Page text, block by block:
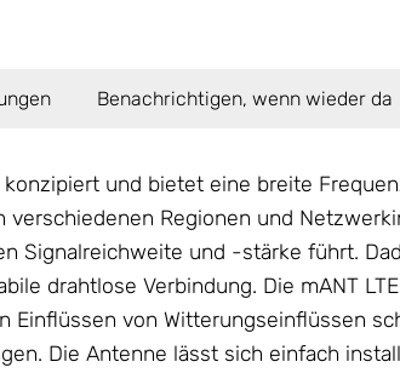
Benachrichtigen, wenn wieder da
und bietet eine breite
Regionen und
Signalreichweite und -stärke führt.
drahtlose Verbindung. Die mANT
Einflüssen von Witterungseinflüssen
Die Antenne lässt sich einfach